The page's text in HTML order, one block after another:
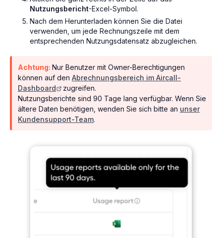
Nutzungsbericht-Excel-Symbol.
Nach dem Herunterladen können Sie die Datei
verwenden, um jede Rechnungszeile mit dem
entsprechenden Nutzungsdatensatz abzugleichen.
Achtung: Nur Benutzer mit Owner-Berechtigungen
können auf den Abrechnungsbereich im Aircall-
Dashboard
zugreifen.
Nutzungsberichte sind 90 Tage lang verfügbar. Wenn Sie
ältere Daten benötigen, wenden Sie sich bitte an unser
Kundensupport-Team.